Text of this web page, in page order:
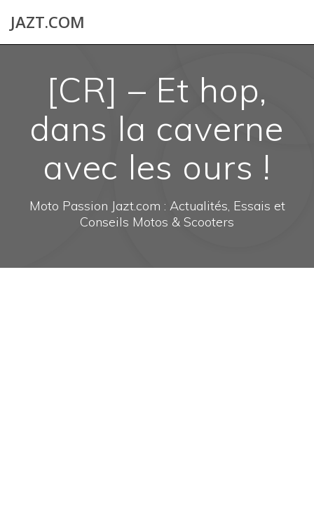
JAZT.COM
[CR] – Et hop,
dans la caverne
avec les ours !
Moto Passion Jazt.com : Actualités, Essais et
Conseils Motos & Scooters